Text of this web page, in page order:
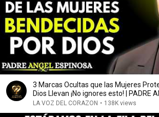
3 Marcas Ocultas que las Mujeres
Dios Llevan ¡No ignores esto! | PADRE
ESPINOSA
LA VOZ DEL CORAZON • 138K views